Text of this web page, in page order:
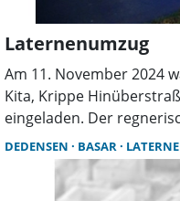
Laternenumzug
Am 11. November 2024
Kita, Krippe
eingeladen. Der
selbstgebastelten
Taschenlampen erhellt.
auch bei diesem
DEDENSEN BASAR